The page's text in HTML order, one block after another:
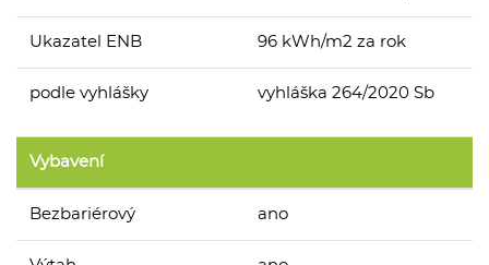
Ukazatel ENB 96 kWh/m2 za rok
podle vyhlášky vyhláška 264/2020 Sb
Vybavení
Bezbariérový ano